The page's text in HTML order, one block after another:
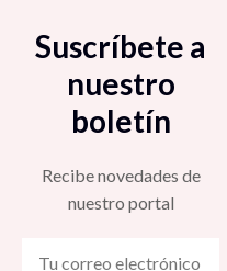
Suscríbete a
nuestro
boletín
Recibe novedades de
nuestro portal